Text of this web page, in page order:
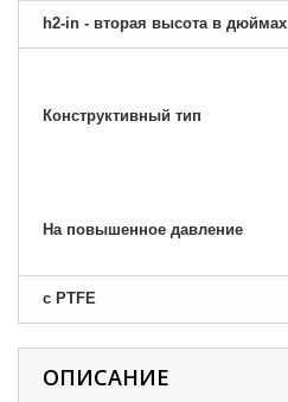
h2-in - вторая высота в дюймах
Конструктивный тип
На повышенное давление
с PTFE
ОПИСАНИЕ